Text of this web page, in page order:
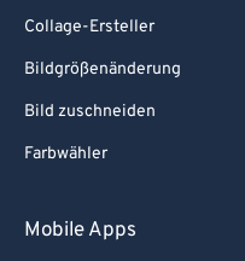
Collage-Ersteller
Bildgrößenänderung
Bild zuschneiden
Farbwähler
Mobile Apps